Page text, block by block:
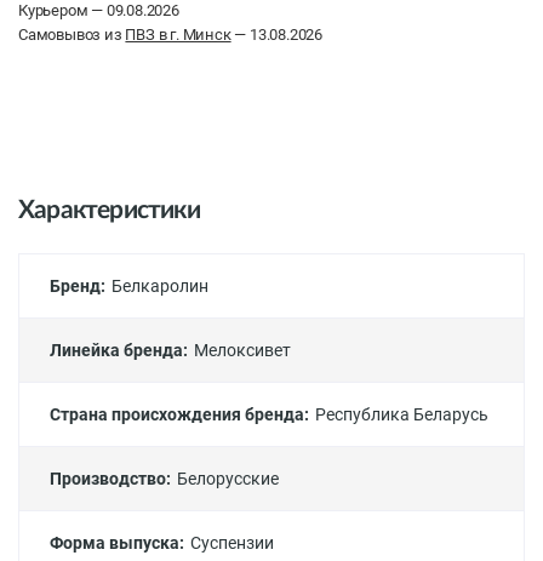
Курьером — 09.08.2026
Самовывоз из ПВЗ в г. Минск— 13.08.2026
Характеристики
Бренд: Белкаролин
Линейка бренда: Мелоксивет
Страна происхождения бренда: Республика Беларусь
Производство: Белорусские
Форма выпуска: Суспензии